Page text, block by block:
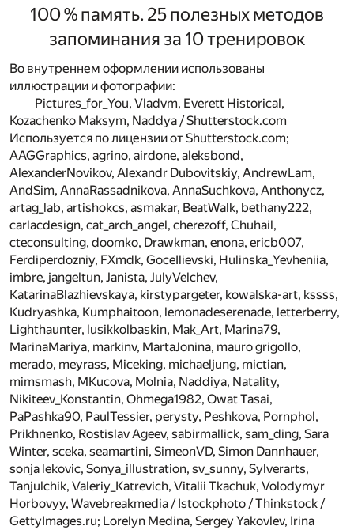
100 % память. 25 полезных методов
запоминания за 10 тренировок
Во внутреннем оформлении использованы
иллюстрации и фотографии:
Pictures_for_You, Vladvm, Everett Historical,
Kozachenko Maksym, Naddya / Shutterstock.com
Используется по лицензии от Shutterstock.com;
AAGGraphics, agrino, airdone, aleksbond,
AlexanderNovikov, Alexandr Dubovitskiy, AndrewLam,
AndSim, AnnaRassadnikova, AnnaSuchkova, Anthonycz,
artag_lab, artishokcs, asmakar, BeatWalk, bethany222,
carlacdesign, cat_arch_angel, cherezoff, Chuhail,
cteconsulting, doomko, Drawkman, enona, ericb007,
Ferdiperdozniy, FXmdk, GoceIlievski, Hulinska_Yevheniia,
imbre, jangeltun, Janista, JulyVelchev,
KatarinaBlazhievskaya, kirstypargeter, kowalska-art, kssss,
Kudryashka, Kumphaitoon, lemonadeserenade, letterberry,
Lighthaunter, lusikkolbaskin, Mak_Art, Marina79,
MarinaMariya, markinv, MartaJonina, mauro grigollo,
merado, meyrass, Miceking, michaeljung, mictian,
mimsmash, MKucova, Molnia, Naddiya, Natality,
Nikiteev_Konstantin, Ohmega1982, Owat Tasai,
PaPashka90, PaulTessier, perysty, Peshkova, Pornphol,
Prikhnenko, Rostislav Ageev, sabirmallick, sam_ding, Sara
Winter, sceka, seamartini, SimeonVD, Simon Dannhauer,
sonja lekovic, Sonya_illustration, sv_sunny, Sylverarts,
Tanjulchik, Valeriy_Katrevich, Vitalii Tkachuk, Volodymyr
Horbovyy, Wavebreakmedia / Istockphoto / Thinkstock /
GettyImages.ru; Lorelyn Medina, Sergey Yakovlev, Irina